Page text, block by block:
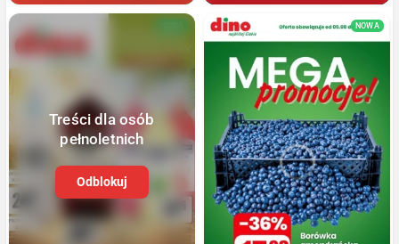
Treści dla osób
pełnoletnich
Odblokuj
NOWA